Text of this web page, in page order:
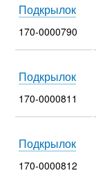
Подкрылок
170-0000790
Подкрылок
170-0000811
Подкрылок
170-0000812